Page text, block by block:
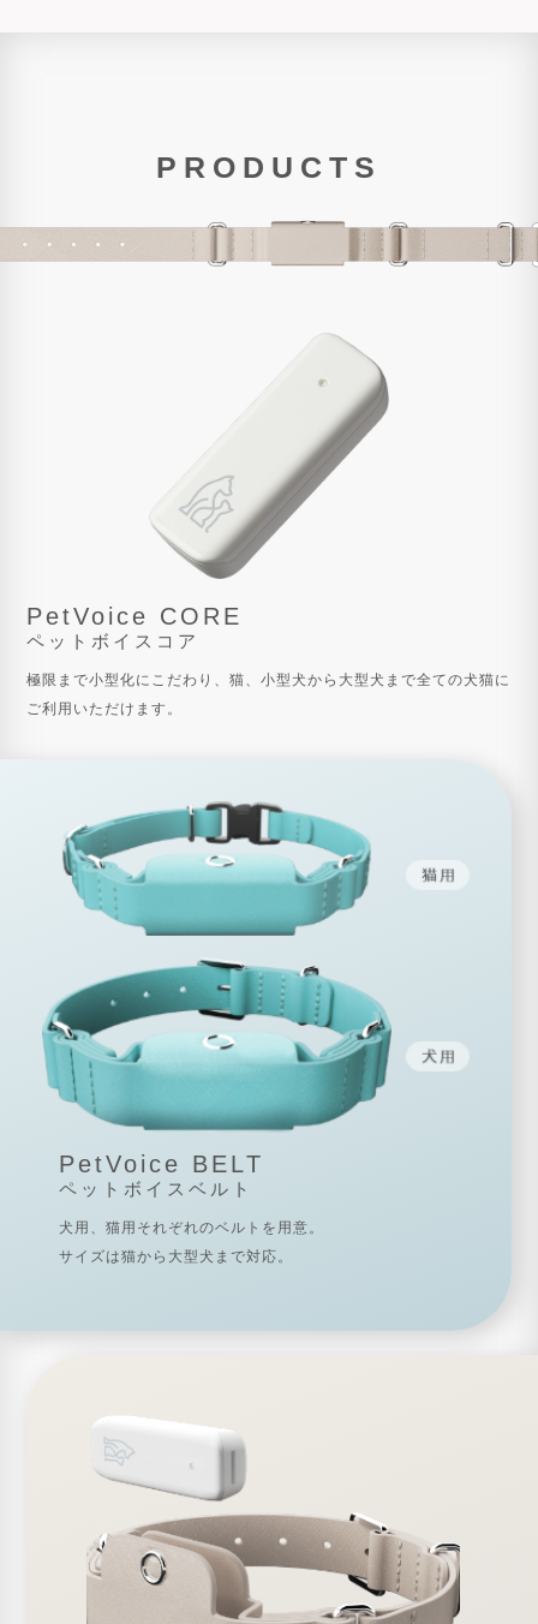
PRODUCTS
PetVoice CORE
ペットボイスコア
極限まで小型化にこだわり、猫、小型犬から大型犬まで全ての犬猫に
ご利用いただけます。
PetVoice BELT
ペットボイスベルト
犬用、猫用それぞれのベルトを用意。
サイズは猫から大型犬まで対応。